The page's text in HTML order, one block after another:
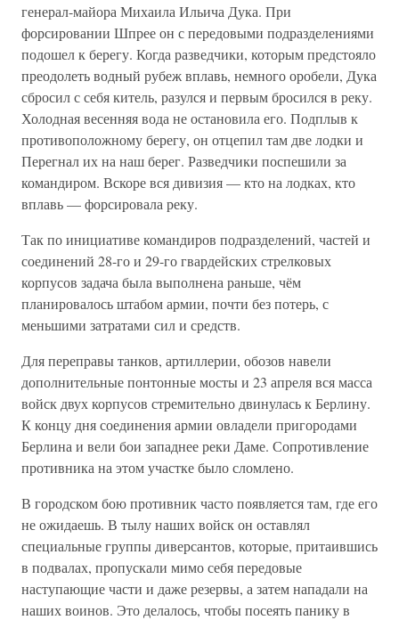
генерал-майора Михаила Ильича Дука. При
форсировании Шпрее он с передовыми подразделениями
подошел к берегу. Когда разведчики, которым предстояло
преодолеть водный рубеж вплавь, немного оробели, Дука
сбросил с себя китель, разулся и первым бросился в реку.
Холодная весенняя вода не остановила его. Подплыв к
противоположному берегу, он отцепил там две лодки и
Перегнал их на наш берег. Разведчики поспешили за
командиром. Вскоре вся дивизия — кто на лодках, кто
вплавь — форсировала реку.
Так по инициативе командиров подразделений, частей и
соединений 28-го и 29-го гвардейских стрелковых
корпусов задача была выполнена раньше, чём
планировалось штабом армии, почти без потерь, с
меньшими затратами сил и средств.
Для переправы танков, артиллерии, обозов навели
дополнительные понтонные мосты и 23 апреля вся масса
войск двух корпусов стремительно двинулась к Берлину.
К концу дня соединения армии овладели пригородами
Берлина и вели бои западнее реки Даме. Сопротивление
противника на этом участке было сломлено.
В городском бою противник часто появляется там, где его
не ожидаешь. В тылу наших войск он оставлял
специальные группы диверсантов, которые, притаившись
в подвалах, пропускали мимо себя передовые
наступающие части и даже резервы, а затем нападали на
наших воинов. Это делалось, чтобы посеять панику в